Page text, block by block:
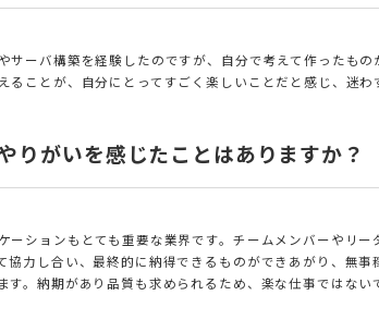
ーバ構築を経験したのですが、自分で考えて作ったも
ことが、自分にとってすごく楽しいことだと感じ、迷わ
りがいを感じたことはありますか？
ションもとても重要な業界です。チームメンバーやリ
力し合い、最終的に納得できるものができあがり、無事
。納期があり品質も求められるため、楽な仕事ではない